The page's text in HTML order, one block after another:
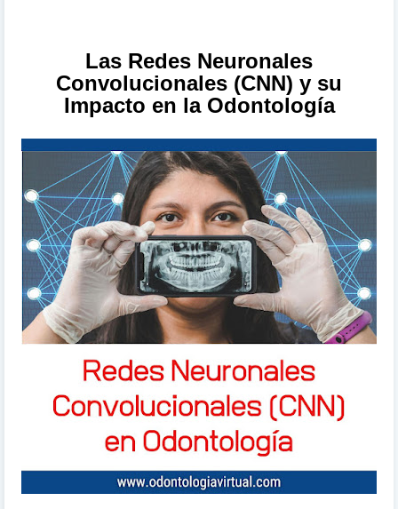
Las Redes Neuronales
Convolucionales (CNN) y su
Impacto en la Odontología